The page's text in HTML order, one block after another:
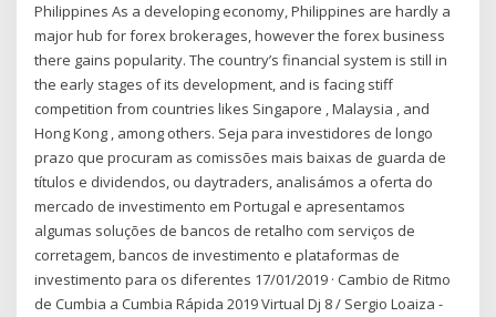
Philippines As a developing economy, Philippines are hardly a
major hub for forex brokerages, however the forex business
there gains popularity. The country’s financial system is still in
the early stages of its development, and is facing stiff
competition from countries likes Singapore , Malaysia , and
Hong Kong , among others. Seja para investidores de longo
prazo que procuram as comissões mais baixas de guarda de
títulos e dividendos, ou daytraders, analisámos a oferta do
mercado de investimento em Portugal e apresentamos
algumas soluções de bancos de retalho com serviços de
corretagem, bancos de investimento e plataformas de
investimento para os diferentes 17/01/2019 · Cambio de Ritmo
de Cumbia a Cumbia Rápida 2019 Virtual Dj 8 / Sergio Loaiza -